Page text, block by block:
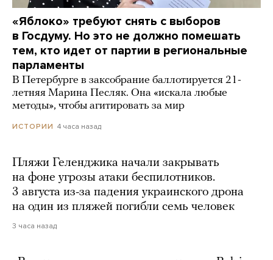
«Яблоко» требуют снять с выборов
в Госдуму. Но это не должно помешать
тем, кто идет от партии в региональные
парламенты
В Петербурге в заксобрание баллотируется 21-
летняя Марина Песляк. Она «искала любые
методы», чтобы агитировать за мир
ИСТОРИИ 4 часа назад
Пляжи Геленджика начали закрывать
на фоне угрозы атаки беспилотников.
3 августа из-за падения украинского дрона
на один из пляжей погибли семь человек
3 часа назад